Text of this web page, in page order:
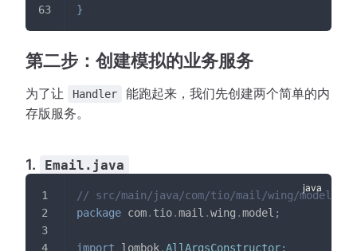
}
第二步：创建模拟的业务服务
为了让 Handler
能跑起来，我们先创建两个简单的内
存版服务。
1. Email.java
// src/main/java/com/tio/mail/wing/model/
package com. tio.mail .wing .model ;
import lombok.AllArgsConstructor;